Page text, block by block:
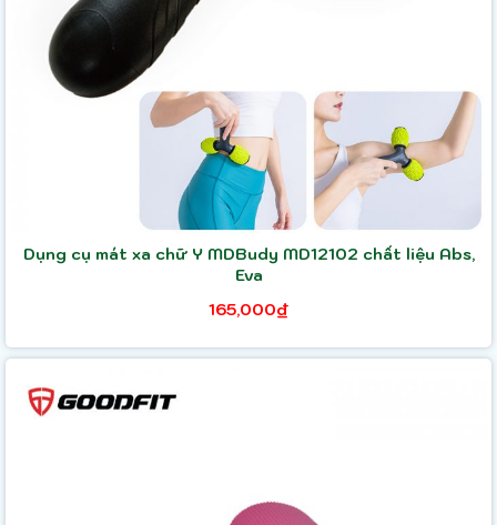
Dụng cụ mát xa chữ Y MDBudy MD12102 chất liệu Abs,
Eva
165,000₫